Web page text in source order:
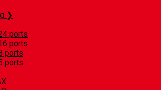
❯
ports
ports
ports
ports